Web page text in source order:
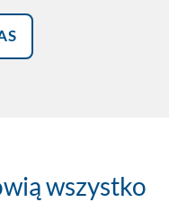
wszystko